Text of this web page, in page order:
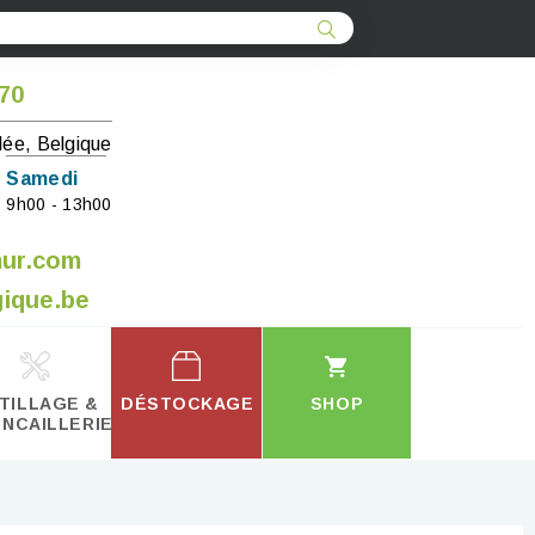
Belgique
Samedi
9h00 - 13h00
&
DÉSTOCKAGE SHOP